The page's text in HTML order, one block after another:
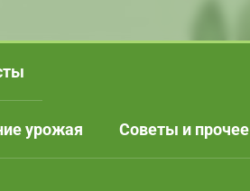
урожая Советы и прочее